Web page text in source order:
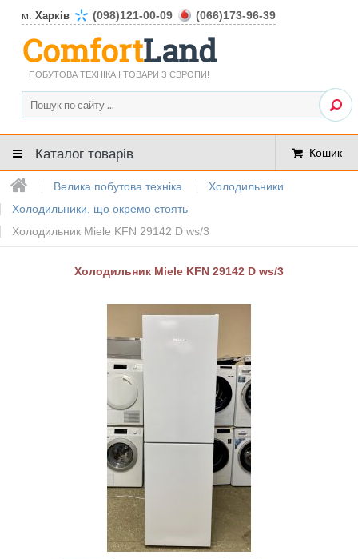
м. Харків (098)121-00-09 (066)173-96-39
ComfortLand
ПОБУТОВА ТЕХНІКА І ТОВАРИ З ЄВРОПИ!
Каталог товарів Кошик
Велика побутова техніка
Холодильники
Холодильники, що окремо стоять
Холодильник Miele KFN 29142 D ws/3
Холодильник Miele KFN 29142 D ws/3